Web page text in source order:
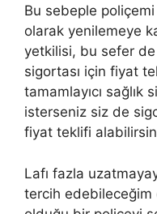
Bu sebeple poliçemi
olarak yenilemeye
yetkilisi, bu sefer de
sigortası için fiyat
tamamlayıcı sağlık
isterseniz siz de
fiyat teklifi
Lafı fazla
tercih